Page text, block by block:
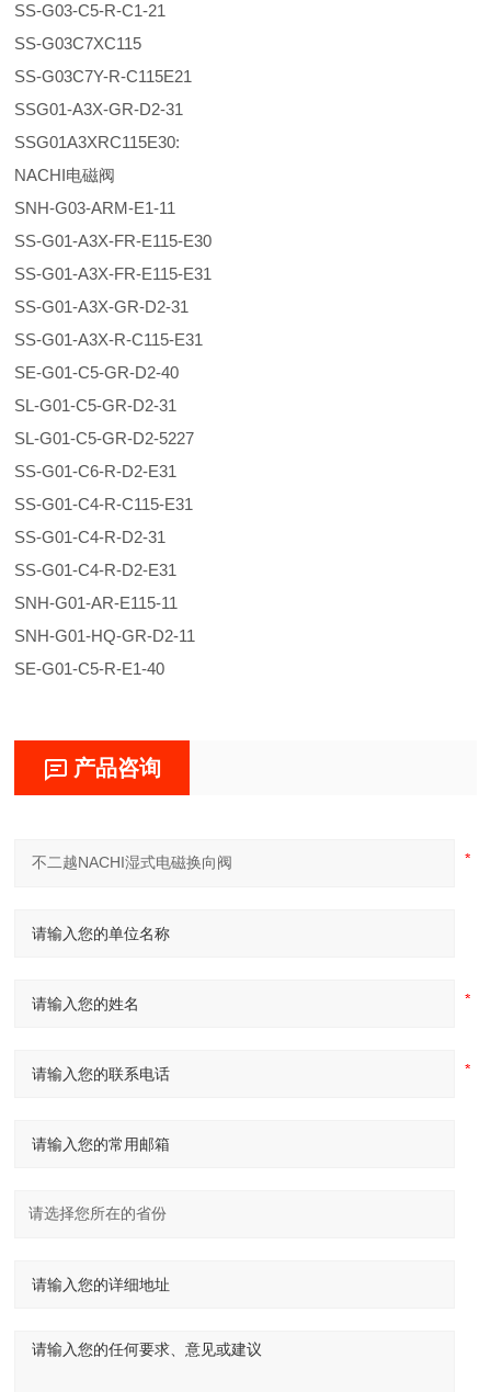
SS-G03-C5-R-C1-21
SS-G03C7XC115
SS-G03C7Y-R-C115E21
SSG01-A3X-GR-D2-31
SSG01A3XRC115E30:
NACHI电磁阀
SNH-G03-ARM-E1-11
SS-G01-A3X-FR-E115-E30
SS-G01-A3X-FR-E115-E31
SS-G01-A3X-GR-D2-31
SS-G01-A3X-R-C115-E31
SE-G01-C5-GR-D2-40
SL-G01-C5-GR-D2-31
SL-G01-C5-GR-D2-5227
SS-G01-C6-R-D2-E31
SS-G01-C4-R-C115-E31
SS-G01-C4-R-D2-31
SS-G01-C4-R-D2-E31
SNH-G01-AR-E115-11
SNH-G01-HQ-GR-D2-11
SE-G01-C5-R-E1-40
产品咨询